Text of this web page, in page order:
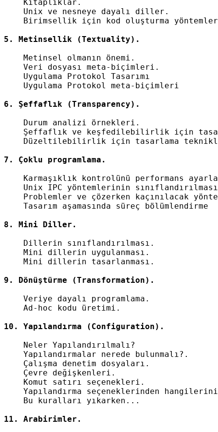
    Kitaplıklar.
    Unix ve nesneye dayalı diller.
Birimsellik için kod oluşturma
    Metinsel olmanın önemi.
    Veri dosyası meta-biçimleri.
    Uygulama Protokol Tasarımı
    Uygulama Protokol meta-biçimleri
    Durum analizi örnekleri.
Şeffaflık ve keşfedilebilirlik için
Düzeltilebilirlik için tasarlama
Karmaşıklık kontrolünü performans
    Unix IPC yöntemlerinin sınıflandırılması
Problemler ve çözerken kaçınılacak
    Tasarım aşamasında süreç bölümlendirme
    Dillerin sınıflandırılması.
    Mini dillerin uygulanması.
    Mini dillerin tasarlanması.
    Veriye dayalı programlama.
    Ad-hoc kodu üretimi.
    Neler Yapılandırılmalı?
    Yapılandırmalar nerede bulunmalı?.
    Çalışma denetim dosyaları.
    Çevre değişkenleri.
    Komut satırı seçenekleri.
Yapılandırma seçeneklerinden
    Bu kuralları yıkarken...